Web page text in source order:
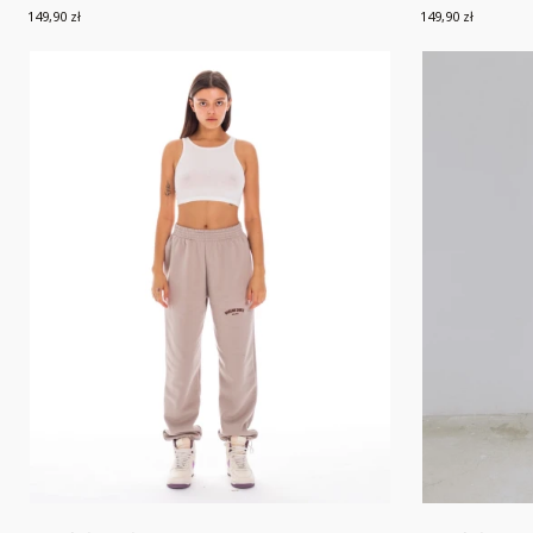
Cena
149,90 zł Cena
149,90 zł